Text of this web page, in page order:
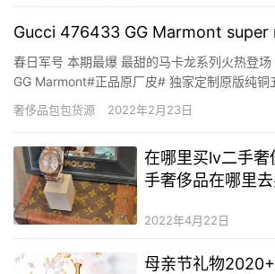
Gucci 476433 GG Marmont super
春日军号 本期最爆 最甜的马卡龙系列火热登
GG Marmont#正品原厂皮# 独家定制原版纯铜
的二手奢侈品精髓 GG Marmont火爆之王 款
16.5*10*5cm 夏日限制马卡龙色—性价比高入
奢侈品包包货源 2022年2月23日
在哪里买lv二手奢
手奢侈品在哪里
2022年4月22日
母亲节礼物